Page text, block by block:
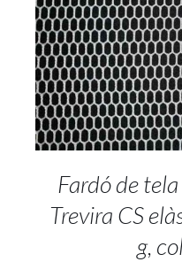
ADD TO
Fardó de
Trevira CS
g,